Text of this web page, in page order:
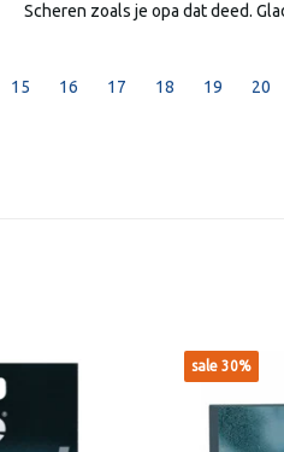
Scheren zoals je opa dat deed.
15 16 17 18 19 20
sale 30%